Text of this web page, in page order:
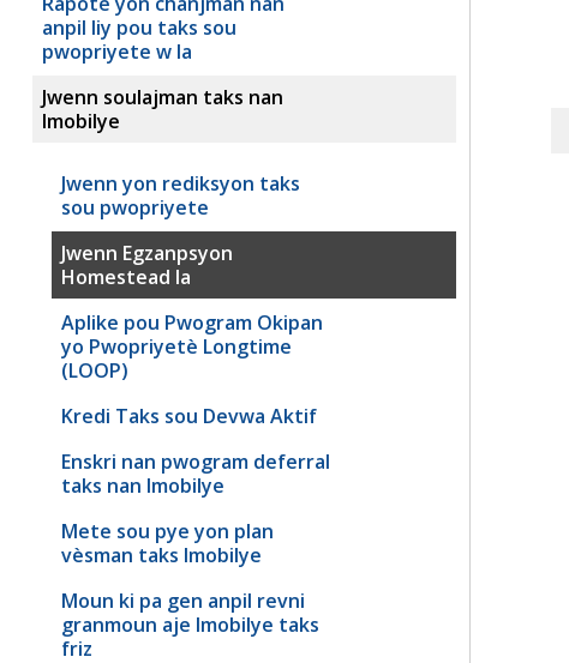
anpil liy pou taks sou
pwopriyete w la
Jwenn soulajman taks nan
Imobilye
Jwenn yon rediksyon taks
sou pwopriyete
Jwenn Egzanpsyon
Homestead la
Aplike pou Pwogram Okipan
yo Pwopriyetè Longtime
(LOOP)
Kredi Taks sou Devwa Aktif
Enskri nan pwogram deferral
taks nan Imobilye
Mete sou pye yon plan
vèsman taks Imobilye
Moun ki pa gen anpil revni
granmoun aje Imobilye taks
friz